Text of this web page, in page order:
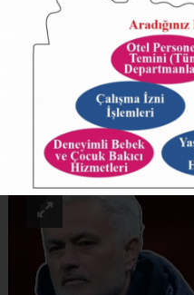
Didier Drogba'dan
Nasıl Irkçı Olabilir?"